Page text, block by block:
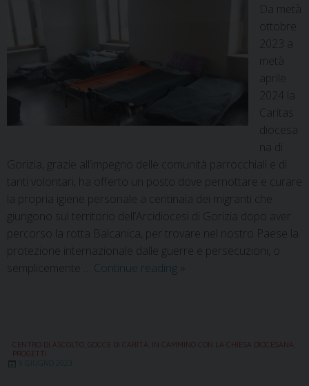
Da metà
ottobre
2023 a
metà
aprile
2024 la
Caritas
diocesa
na di
Gorizia, grazie all’impegno delle comunità parrocchiali e di
tanti volontari, ha offerto un posto dove pernottare e curare
la propria igiene personale a centinaia dei migranti che
giungono sul territorio dell’Arcidiocesi di Gorizia dopo aver
percorso la rotta Balcanica, per trovare nel nostro Paese la
protezione internazionale dalle guerre e persecuzioni, o
semplicemente … Continue reading »
CENTRO DI ASCOLTO GOCCE DI CARITÀ IN CAMMINO CON LA CHIESA DIOCESANA
PROGETTI
9 GIUGNO 2023